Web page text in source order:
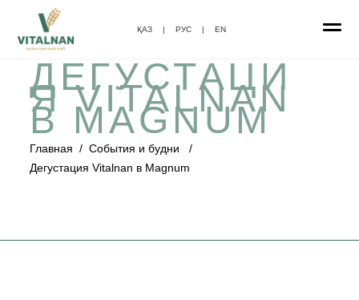
ҚАЗ | РУС | EN
ДЕГУСТАЦИ
Я VITALNAN
В MAGNUM
Главная / События и будни
/
Дегустация Vitalnan в Magnum